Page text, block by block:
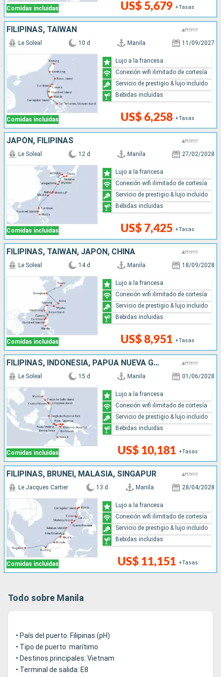
Comidas incluidas US$ 5,679 +Tasas
FILIPINAS, TAIWÁN
Comidas incluidas
Le Soleal 10 d Manila 11/09/2027
US$ 6,258 +Tasas
Lujo a la francesa
Conexión wifi ilimitado de cortesía
Servicio de prestigio & lujo incluido
Bebidas incluidas
JAPÓN, FILIPINAS
Comidas incluidas
Le Soleal 12 d Manila 27/02/2028
US$ 7,425 +Tasas
Lujo a la francesa
Conexión wifi ilimitado de cortesía
Servicio de prestigio & lujo incluido
Bebidas incluidas
FILIPINAS, TAIWÁN, JAPÓN, CHINA
Comidas incluidas
Le Soleal 14 d Manila 18/09/2028
US$ 8,951 +Tasas
Lujo a la francesa
Conexión wifi ilimitado de cortesía
Servicio de prestigio & lujo incluido
Bebidas incluidas
FILIPINAS, INDONESIA, PAPÚA NUEVA GUINEA, AUSTRALIA
Comidas incluidas
Le Soleal 15 d Manila 01/06/2028
US$ 10,181 +Tasas
Lujo a la francesa
Conexión wifi ilimitado de cortesía
Servicio de prestigio & lujo incluido
Bebidas incluidas
FILIPINAS, BRUNEI, MALASIA, SINGAPUR
Comidas incluidas
Le Jacques Cartier 13 d Manila 28/04/2028
US$ 11,151 +Tasas
Lujo a la francesa
Conexión wifi ilimitado de cortesía
Servicio de prestigio & lujo incluido
Bebidas incluidas
Todo sobre Manila
• País del puerto: Filipinas (pH)
• Tipo de puerto: marítimo
• Destinos principales: Vietnam
• Terminal de salida: E8